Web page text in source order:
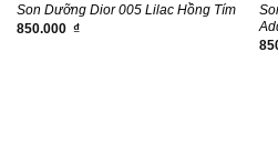
Son Dưỡng Dior 005 Lilac Hồng Tím
850.000 ₫